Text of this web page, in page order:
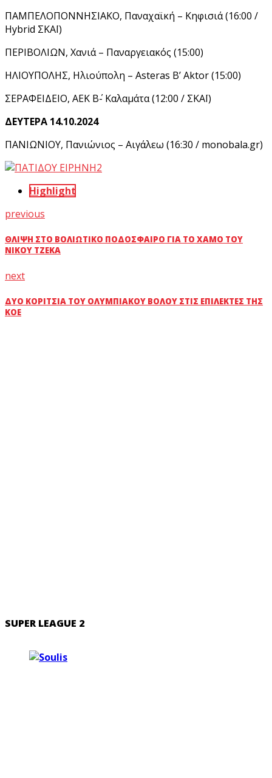
ΠΑΜΠΕΛΟΠΟΝΝΗΣΙΑΚΟ, Παναχαϊκή – Κηφισιά (16:00 /
Hybrid ΣΚΑΪ)
ΠΕΡΙΒΟΛΙΩΝ, Χανιά – Παναργειακός (15:00)
ΗΛΙΟΥΠΟΛΗΣ, Ηλιούπολη – Asteras B’ Aktor (15:00)
ΣΕΡΑΦΕΙΔΕΙΟ, ΑΕΚ Β΄- Καλαμάτα (12:00 / ΣΚΑΪ)
ΔΕΥΤΕΡΑ 14.10.2024
ΠΑΝΙΩΝΙΟΥ, Πανιώνιος – Αιγάλεω (16:30 / monobala.gr)
Highlight
previous
ΘΛΊΨΗ ΣΤΟ ΒΟΛΙΩΤΙΚΟ ΠΟΔΌΣΦΑΙΡΟ ΓΙΑ ΤΟ ΧΑΜΟ ΤΟΥ
ΝΊΚΟΥ ΤΖΈΚΑ
next
ΔΎΟ ΚΟΡΊΤΣΙΑ ΤΟΥ ΟΛΥΜΠΙΑΚΟΎ ΒΌΛΟΥ ΣΤΙΣ ΕΠΊΛΕΚΤΕΣ ΤΗΣ
ΚΟΕ
SUPER LEAGUE 2